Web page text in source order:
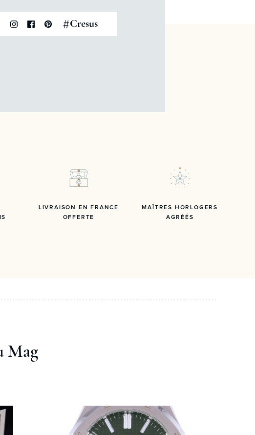
#Cresus
LIVRAISON EN FRANCE
OFFERTE
MAÎTRES HORLOGERS
AGRÉÉS
Mag